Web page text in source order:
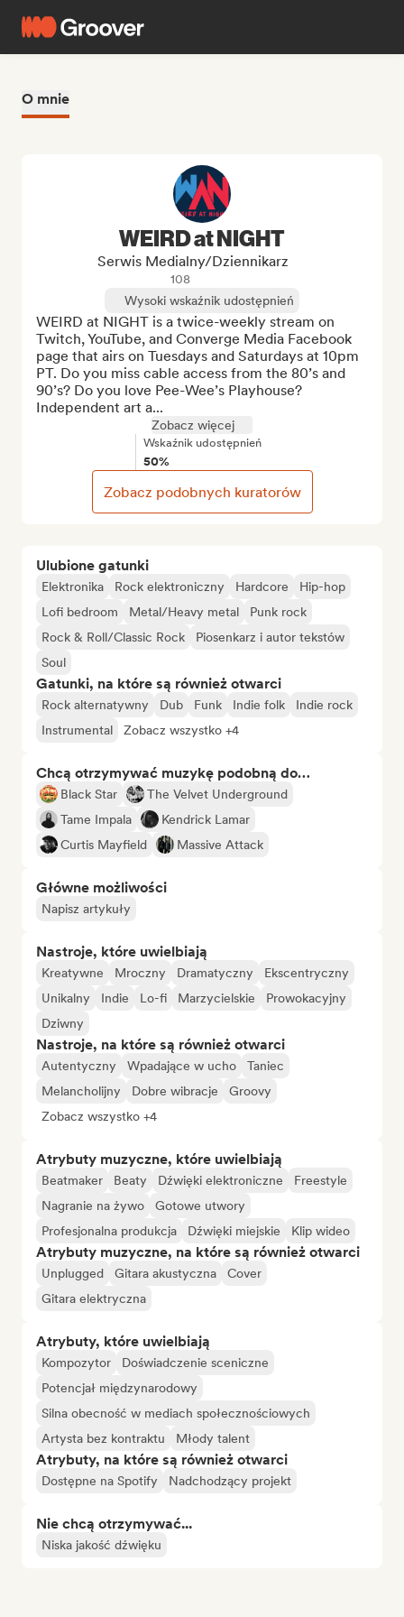
O mnie
Ulubione gatunki
Elektronika Rock elektroniczny Hardcore
Hip-hop
Lofi bedroom
Metal/Heavy metal
Punk rock
Rock & Roll/Classic Rock
Piosenkarz i autor tekstów
Soul
Gatunki, na które są również otwarci
Rock alternatywny Dub Funk Indie folk
Indie rock
Instrumental
Zobacz wszystko +4
Chcą otrzymywać muzykę podobną do…
Black Star
The Velvet Underground
Tame Impala
Kendrick Lamar
Curtis Mayfield
Massive Attack
Główne możliwości
Napisz artykuły
Nastroje, które uwielbiają
Kreatywne Mroczny Dramatyczny
Ekscentryczny
Unikalny
Indie Lo-fi Marzycielskie
Prowokacyjny
Dziwny
Nastroje, na które są również otwarci
Autentyczny Wpadające w ucho
Taniec
Melancholijny
Dobre wibracje
Groovy
Zobacz wszystko +4
Atrybuty muzyczne, które uwielbiają
Beatmaker Beaty Dźwięki elektroniczne
Freestyle
Nagranie na żywo
Gotowe utwory
Profesjonalna produkcja
Dźwięki miejskie Klip wideo
Atrybuty muzyczne, na które są również otwarci
Unplugged Gitara akustyczna
Cover
Gitara elektryczna
Atrybuty, które uwielbiają
Kompozytor
Doświadczenie sceniczne
Potencjał międzynarodowy
Silna obecność w mediach społecznościowych
Artysta bez kontraktu
Młody talent
Atrybuty, na które są również otwarci
Dostępne na Spotify Nadchodzący projekt
Nie chcą otrzymywać...
Niska jakość dźwięku
WEIRD at NIGHT
Serwis Medialny/Dziennikarz
108
Wysoki wskaźnik udostępnień
WEIRD at NIGHT is a twice-weekly stream on
Twitch, YouTube, and Converge Media Facebook
page that airs on Tuesdays and Saturdays at 10pm
PT. Do you miss cable access from the 80’s and
90’s? Do you love Pee-Wee’s Playhouse?
Independent art a...
Zobacz więcej
Wskaźnik udostępnień
50%
Zobacz podobnych kuratorów